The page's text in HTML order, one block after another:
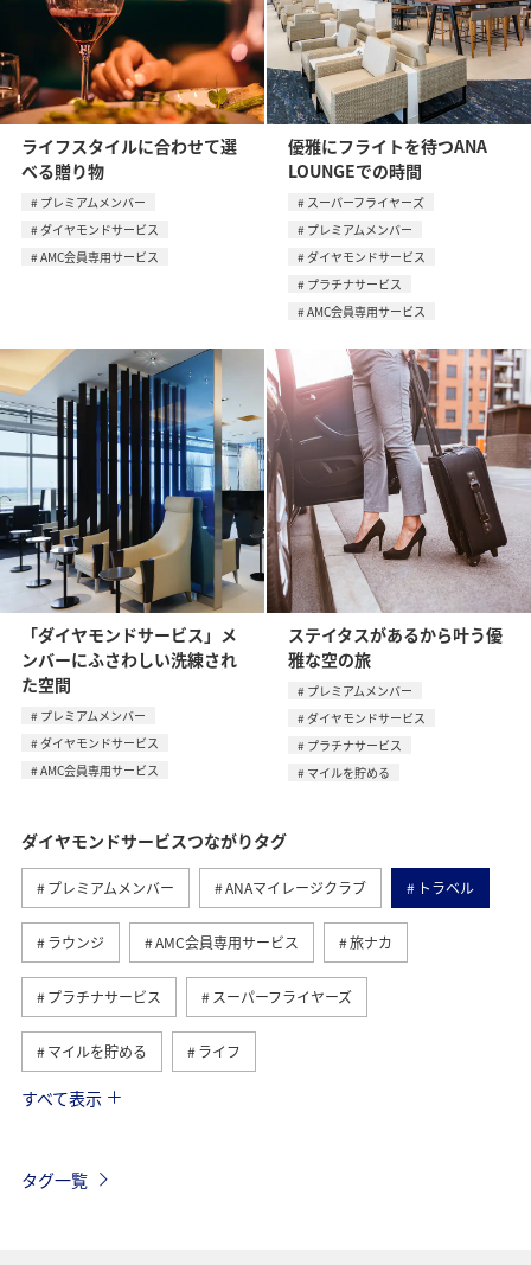
ライフスタイルに合わせて選
べる贈り物
プレミアムメンバー
ダイヤモンドサービス
AMC会員専用サービス
優雅にフライトを待つANA
LOUNGEでの時間
スーパーフライヤーズ
プレミアムメンバー
ダイヤモンドサービス
プラチナサービス
AMC会員専用サービス
「ダイヤモンドサービス」メ
ンバーにふさわしい洗練され
た空間
プレミアムメンバー
ダイヤモンドサービス
AMC会員専用サービス
ステイタスがあるから叶う優
雅な空の旅
プレミアムメンバー
ダイヤモンドサービス
プラチナサービス
マイルを貯める
ダイヤモンドサービスつながりタグ
プレミアムメンバー ANAマイレージクラブ トラベル
ラウンジ AMC会員専用サービス 旅ナカ
プラチナサービス スーパーフライヤーズ
マイルを貯める ライフ
日常
すべて表示
タグ一覧